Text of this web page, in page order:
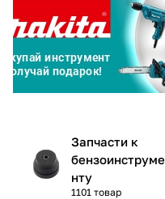
Запчасти к
бензоинструме
нту
1101 товар
без переплат
График платежей